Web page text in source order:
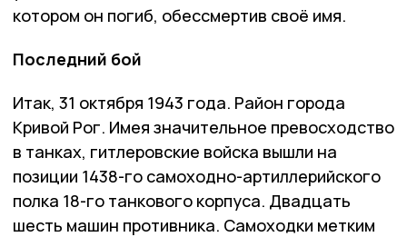
котором он погиб, обессмертив своё имя.
Последний бой
Итак, 31 октября 1943 года. Район города
Кривой Рог. Имея значительное превосходство
в танках, гитлеровские войска вышли на
позиции 1438-го самоходно-артиллерийского
полка 18-го танкового корпуса. Двадцать
шесть машин противника. Самоходки метким